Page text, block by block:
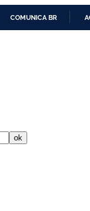
COMUNICA BR